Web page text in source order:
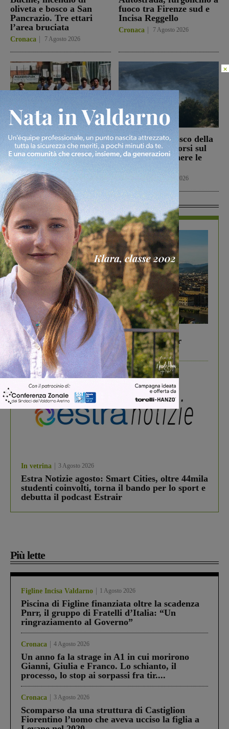
oliveta e bosco a San
Pancrazio. Tre ettari
l’area bruciata
Cronaca 7 Agosto 2026
fuoco tra Firenze sud e
Incisa Reggello
Cronaca 7 Agosto 2026
Il Terranuova Traiana
allo “Zecchini” di
Grosseto per una gara
amichevole
Calcio 7 Agosto 2026
Incendio nel bosco della
Trappola. Soccorsi sul
posto per spegnere le
fiamme
Cronaca 7 Agosto 2026
In Vetrina
In vetrina 6 Agosto 2026
Gita di famiglia a Firenze: 5 idee per far
divertire i tuoi figli
In vetrina 3 Agosto 2026
Estra Notizie agosto: Smart Cities, oltre 44mila
studenti coinvolti, torna il bando per lo sport e
debutta il podcast Estrair
Più lette
Figline Incisa Valdarno 1 Agosto 2026
Piscina di Figline finanziata oltre la scadenza
Pnrr, il gruppo di Fratelli d’Italia: “Un
ringraziamento al Governo”
Cronaca 4 Agosto 2026
Un anno fa la strage in A1 in cui morirono
Gianni, Giulia e Franco. Lo schianto, il
processo, lo stop ai sorpassi fra tir....
Cronaca 3 Agosto 2026
Scomparso da una struttura di Castiglion
Fiorentino l’uomo che aveva ucciso la figlia a
×